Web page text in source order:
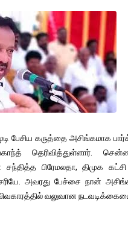
பேசிய கருத்தை அசிங்கமாக
தெரிவித்துள்ளார்.
பிரேமலதா, திமுக
அவரது பேச்சை நான்
வலுவான